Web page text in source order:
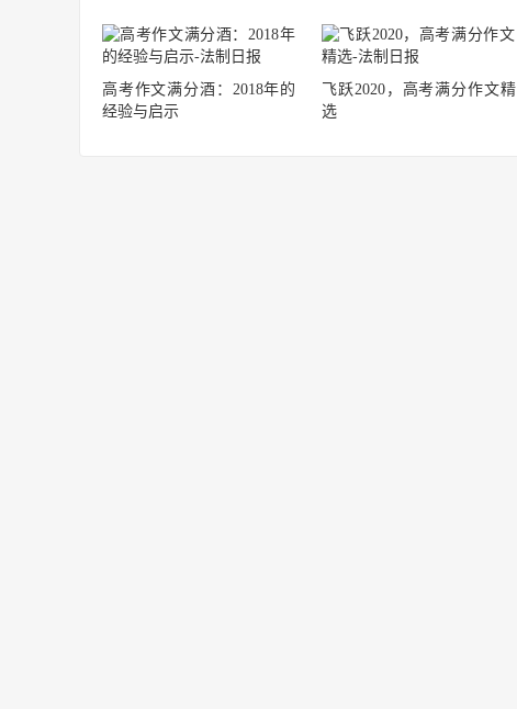
高考作文满分酒：2018年的
经验与启示
飞跃2020，高考满分作文精
选